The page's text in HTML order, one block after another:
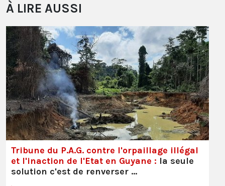
À LIRE AUSSI
Tribune du P.A.G. contre l'orpaillage illégal
et l'inaction de l'Etat en Guyane : la seule
solution c'est de renverser …